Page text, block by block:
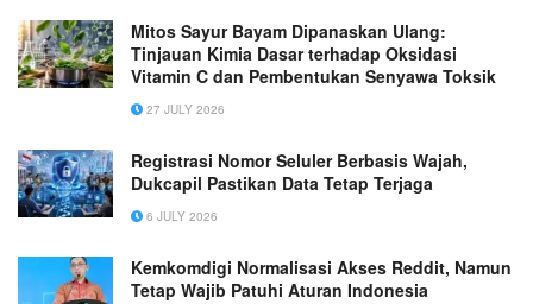
Mitos Sayur Bayam Dipanaskan Ulang:
Tinjauan Kimia Dasar terhadap Oksidasi
Vitamin C dan Pembentukan Senyawa Toksik
27 JULY 2026
Registrasi Nomor Seluler Berbasis Wajah,
Dukcapil Pastikan Data Tetap Terjaga
6 JULY 2026
Kemkomdigi Normalisasi Akses Reddit, Namun
Tetap Wajib Patuhi Aturan Indonesia